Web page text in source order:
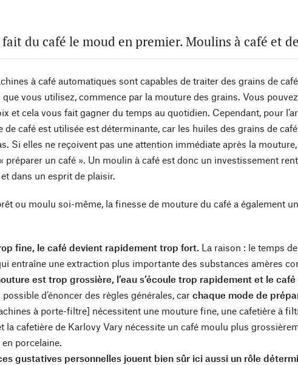
du café le moud en premier. Moulins à café et
à café automatiques sont capables de traiter des grains de
que vous utilisez, commence par la mouture des grains. Vous
et cela vous fait gagner du temps au quotidien. Cependant, pour
de café est utilisée est déterminante, car les huiles des grains de
Si elles ne reçoivent pas une attention immédiate après la
préparer un café ». Un moulin à café est donc un investissement
dans un esprit de plaisir.
ou moulu soi-même, la finesse de mouture du café a également
fine, le café devient rapidement trop fort.La raison : le temps
entraîne une extraction plus importante des substances amères
est trop grossière, l’eau s’écoule trop rapidement et le
d’énoncer des règles générales, car chaque mode de
à porte-filtre] nécessitent une mouture fine, une cafetière à
la cafetière de Karlovy Vary nécessite un café moulu plus
porcelaine.
gustatives personnelles jouent bien sûr ici aussi un rôle